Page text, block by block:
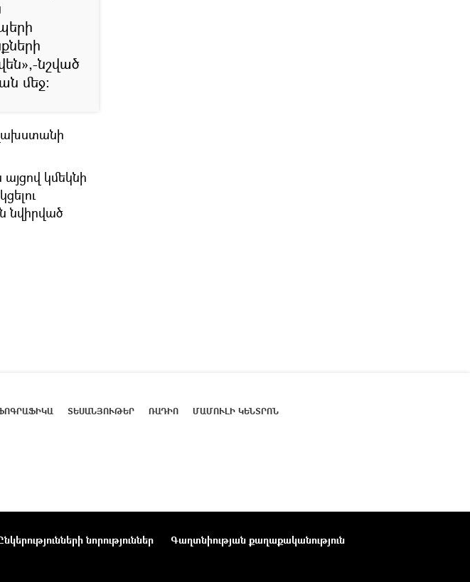
նշված
մեջ:
կմեկնի
նվիրված
ՏԵՍԱՆՅՈՒԹԵՐ ՌԱԴԻՈ ՄԱՄՈՒԼԻ ԿԵՆՏՐՈՆ
նորություններ
Գաղտնիության քաղաքականություն